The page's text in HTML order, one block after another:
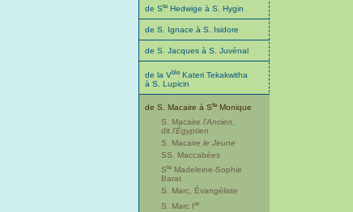
de Ste Hedwige à S. Hygin
de S. Ignace à S. Isidore
de S. Jacques à S. Juvénal
de la Vble Kateri Tekakwitha
à S. Lupicin
de S. Macaire à Ste Monique
S. Macaire l’Ancien
dit l’Égyptien
S. Macaire le Jeune
SS. Maccabées
Ste Madeleine-Sophie
Barat
S. Marc, Évangéliste
S. Marc Ier